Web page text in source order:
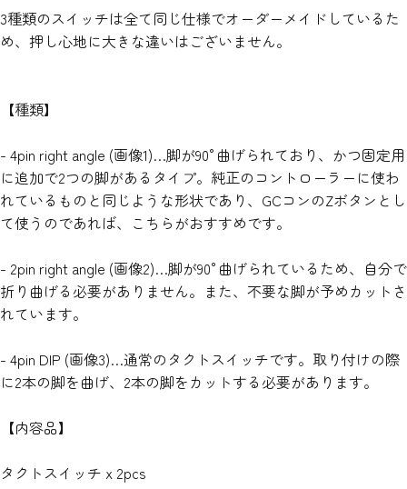
3種類のスイッチは全て同じ仕様でオーダーメイドしているた
め、押し心地に大きな違いはございません。
【種類】
- 4pin right angle (画像1)…脚が90°曲げられており、かつ固定用
に追加で2つの脚があるタイプ。純正のコントローラーに使わ
れているものと同じような形状であり、GCコンのZボタンとし
て使うのであれば、こちらがおすすめです。
- 2pin right angle (画像2)…脚が90°曲げられているため、自分で
折り曲げる必要がありません。また、不要な脚が予めカットさ
れています。
- 4pin DIP (画像3)…通常のタクトスイッチです。取り付けの際
に2本の脚を曲げ、2本の脚をカットする必要があります。
【内容品】
タクトスイッチ x 2pcs